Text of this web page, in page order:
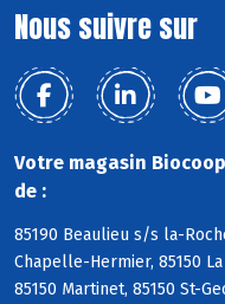
Nous suivre sur
Votre magasin
de :
85190 Beaulieu s/s la-
Chapelle-Hermier, 85150
85150 Martinet, 85150 St-